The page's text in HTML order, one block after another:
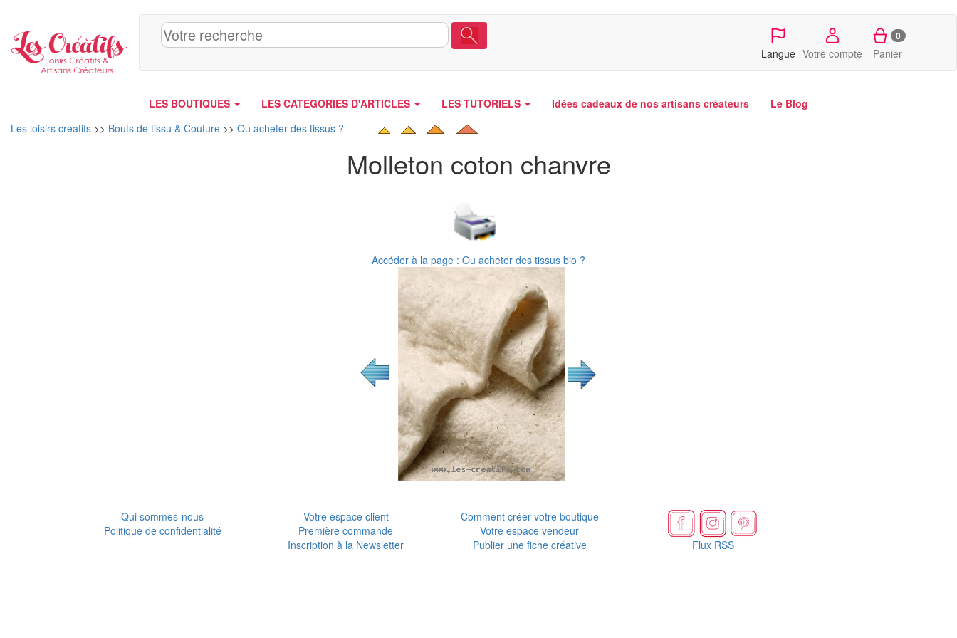
Langue Votre compte
0
Panier
LES BOUTIQUES LES CATEGORIES D'ARTICLES LES TUTORIELS Idées cadeaux de nos artisans créateurs
Le Blog
Les loisirs créatifs >> Bouts de tissu & Couture >> Ou acheter des tissus ?
Molleton coton chanvre
Accéder à la page : Ou acheter des tissus bio ?
Qui sommes-nous
Politique de confidentialité
Votre espace client
Première commande
Inscription à la Newsletter
Comment créer votre boutique
Votre espace vendeur
Publier une fiche créative
Flux RSS